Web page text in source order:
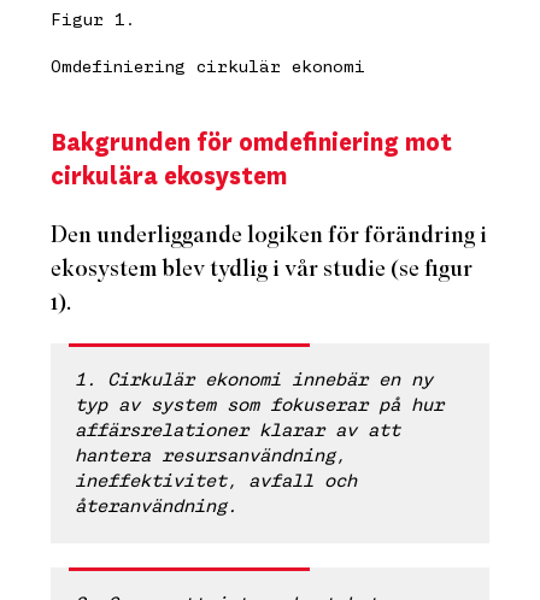
Figur 1.
Omdefiniering cirkulär ekonomi
Bakgrunden för omdefiniering mot
cirkulära ekosystem
Den underliggande logiken för förändring i
ekosystem blev tydlig i vår studie (se figur
1).
1. Cirkulär ekonomi innebär en ny
typ av system som fokuserar på hur
affärsrelationer klarar av att
hantera resursanvändning,
ineffektivitet, avfall och
återanvändning.